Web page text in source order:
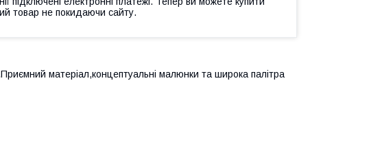
товар не покидаючи сайту.
матеріал,концептуальні малюнки та широка палітра